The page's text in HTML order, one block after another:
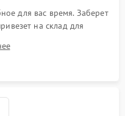
для вас время. Заберет
на склад для